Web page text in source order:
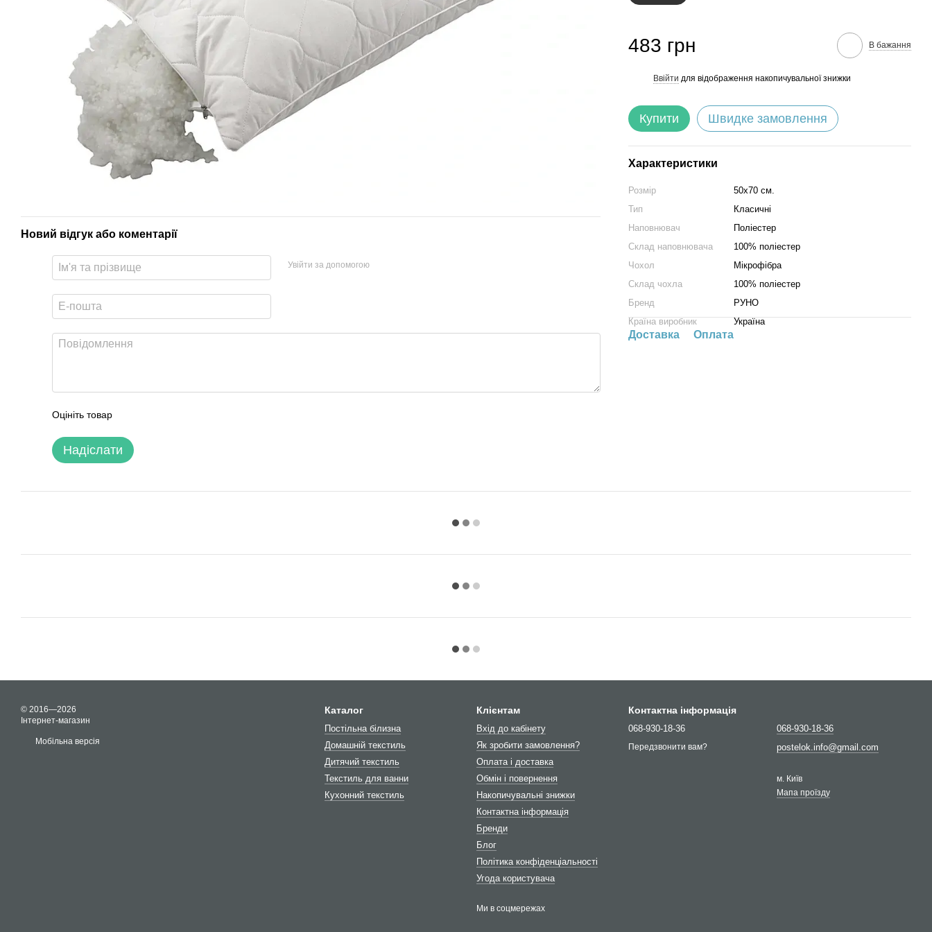
Новий відгук або коментарії
Увійти за допомогою
Оцініть товар
Надіслати
483 грн В бажання
Ввійти для відображення накопичувальної знижки
Купити Швидке замовлення
Характеристики
Розмір
50х70 см.
Тип
Класичні
Наповнювач
Поліестер
Склад наповнювача
100% поліестер
Чохол
Мікрофібра
Склад чохла
100% поліестер
Бренд
РУНО
Країна виробник
Україна
Доставка Оплата
© 2016—2026
Інтернет-магазин
Мобільна версія
Каталог
Постільна білизна
Домашній текстиль
Дитячий текстиль
Текстиль для ванни
Кухонний текстиль
Клієнтам
Вхід до кабінету
Як зробити замовлення?
Оплата і доставка
Обмін і повернення
Накопичувальні знижки
Контактна інформація
Бренди
Блог
Політика конфіденціальності
Угода користувача
Ми в соцмережах
Контактна інформація
068-930-18-36
Передзвонити вам?
068-930-18-36
postelok.info@gmail.com
м. Київ
Мапа проїзду